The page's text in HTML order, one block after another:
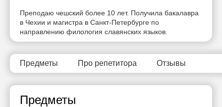
Преподаю чешский более 10 лет. Получила бакалавра
в Чехии и магистра в Санкт-Петербурге по
направлению филология славянских языков.
Предметы Про репетитора Отзывы
Предметы
Нет
свободных
часов
Нет
свободных
часов
Нет
свободных
часов
Нет